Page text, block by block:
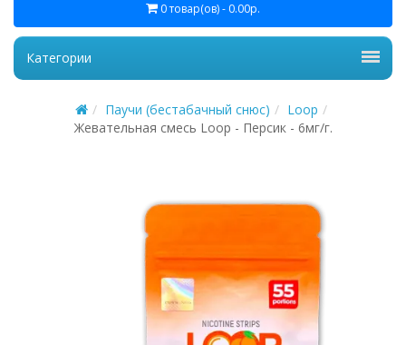
0 товар(ов) - 0.00р.
Категории
Паучи (бестабачный снюс)
Loop
Жевательная смесь Loop - Персик - 6мг/г.